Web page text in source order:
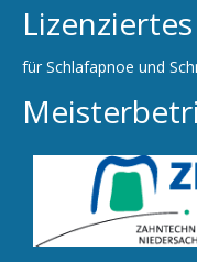
für Schlafapnoe und